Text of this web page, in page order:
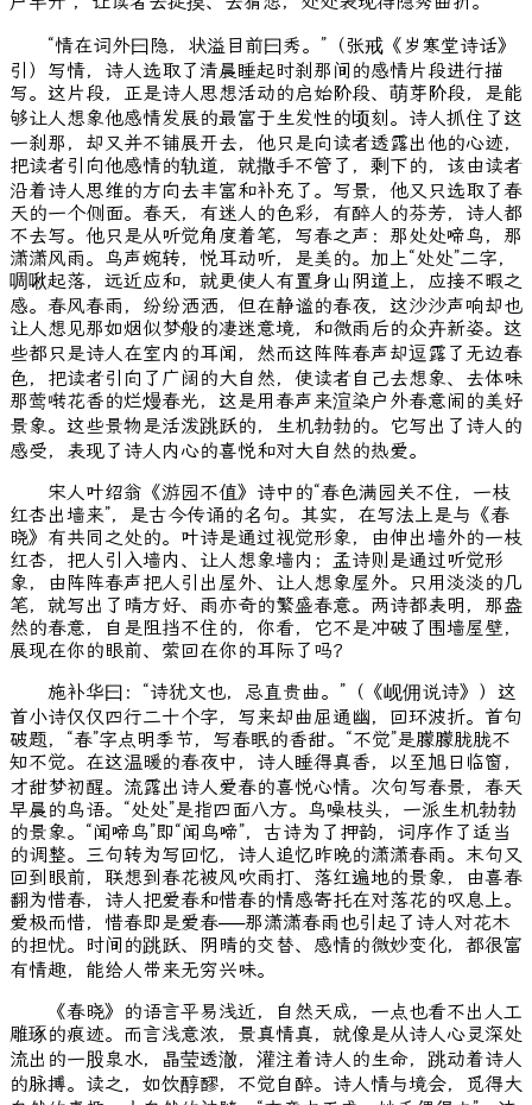
“情在词外曰隐，状溢目前曰秀。”（张戒《岁寒堂诗话》
引）写情，诗人选取了清晨睡起时刹那间的感情片段进行描
写。这片段，正是诗人思想活动的启始阶段、萌芽阶段，是能
够让人想象他感情发展的最富于生发性的顷刻。诗人抓住了这
一刹那，却又并不铺展开去，他只是向读者透露出他的心迹，
把读者引向他感情的轨道，就撒手不管了，剩下的，该由读者
沿着诗人思维的方向去丰富和补充了。写景，他又只选取了春
天的一个侧面。春天，有迷人的色彩，有醉人的芬芳，诗人都
不去写。他只是从听觉角度着笔，写春之声：那处处啼鸟，那
潇潇风雨。鸟声婉转，悦耳动听，是美的。加上“处处”二字，
啁啾起落，远近应和，就更使人有置身山阴道上，应接不暇之
感。春风春雨，纷纷洒洒，但在静谧的春夜，这沙沙声响却也
让人想见那如烟似梦般的凄迷意境，和微雨后的众卉新姿。这
些都只是诗人在室内的耳闻，然而这阵阵春声却逗露了无边春
色，把读者引向了广阔的大自然，使读者自己去想象、去体味
那莺啭花香的烂熳春光，这是用春声来渲染户外春意闹的美好
景象。这些景物是活泼跳跃的，生机勃勃的。它写出了诗人的
感受，表现了诗人内心的喜悦和对大自然的热爱。
宋人叶绍翁《游园不值》诗中的“春色满园关不住，一枝
红杏出墙来”，是古今传诵的名句。其实，在写法上是与《春
晓》有共同之处的。叶诗是通过视觉形象，由伸出墙外的一枝
红杏，把人引入墙内、让人想象墙内；孟诗则是通过听觉形
象，由阵阵春声把人引出屋外、让人想象屋外。只用淡淡的几
笔，就写出了晴方好、雨亦奇的繁盛春意。两诗都表明，那盎
然的春意，自是阻挡不住的，你看，它不是冲破了围墙屋壁，
展现在你的眼前、萦回在你的耳际了吗？
施补华曰：“诗犹文也，忌直贵曲。”（《岘佣说诗》）这
首小诗仅仅四行二十个字，写来却曲屈通幽，回环波折。首句
破题，“春”字点明季节，写春眠的香甜。“不觉”是朦朦胧胧不
知不觉。在这温暖的春夜中，诗人睡得真香，以至旭日临窗，
才甜梦初醒。流露出诗人爱春的喜悦心情。次句写春景，春天
早晨的鸟语。“处处”是指四面八方。鸟噪枝头，一派生机勃勃
的景象。“闻啼鸟”即“闻鸟啼”，古诗为了押韵，词序作了适当
的调整。三句转为写回忆，诗人追忆昨晚的潇潇春雨。末句又
回到眼前，联想到春花被风吹雨打、落红遍地的景象，由喜春
翻为惜春，诗人把爱春和惜春的情感寄托在对落花的叹息上。
爱极而惜，惜春即是爱春──那潇潇春雨也引起了诗人对花木
的担忧。时间的跳跃、阴晴的交替、感情的微妙变化，都很富
有情趣，能给人带来无穷兴味。
《春晓》的语言平易浅近，自然天成，一点也看不出人工
雕琢的痕迹。而言浅意浓，景真情真，就像是从诗人心灵深处
流出的一股泉水，晶莹透澈，灌注着诗人的生命，跳动着诗人
的脉搏。读之，如饮醇醪，不觉自醉。诗人情与境会，觅得大